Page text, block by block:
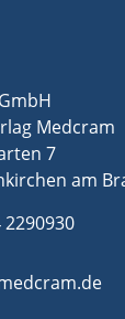
Medcram
7
am
2290930